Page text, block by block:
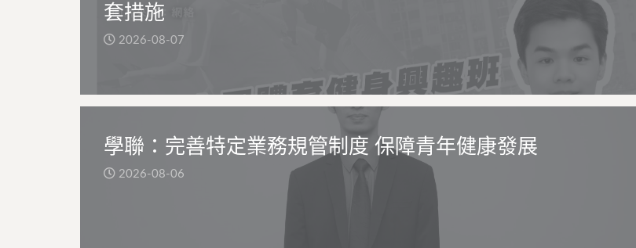
套措施
2026-08-07
學聯：完善特定業務規管制度 保障青年健康發展
2026-08-06